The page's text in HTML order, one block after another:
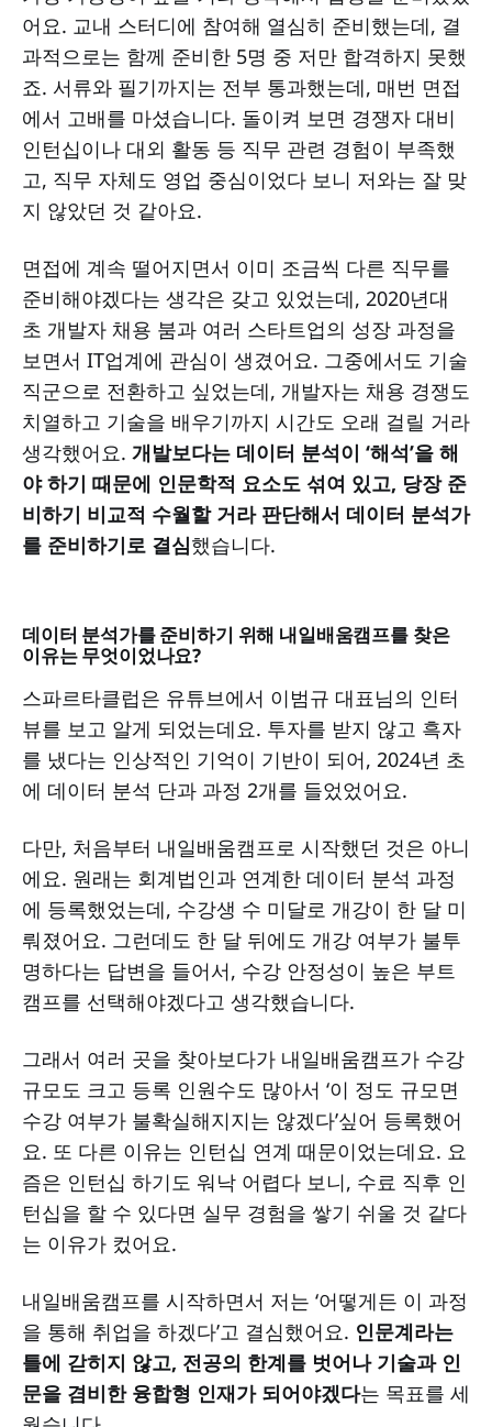
어요. 교내 스터디에 참여해 열심히 준비했는데, 결
과적으로는 함께 준비한 5명 중 저만 합격하지 못했
죠. 서류와 필기까지는 전부 통과했는데, 매번 면접
에서 고배를 마셨습니다. 돌이켜 보면 경쟁자 대비
인턴십이나 대외 활동 등 직무 관련 경험이 부족했
고, 직무 자체도 영업 중심이었다 보니 저와는 잘 맞
지 않았던 것 같아요.
면접에 계속 떨어지면서 이미 조금씩 다른 직무를
준비해야겠다는 생각은 갖고 있었는데, 2020년대
초 개발자 채용 붐과 여러 스타트업의 성장 과정을
보면서 IT업계에 관심이 생겼어요. 그중에서도 기술
직군으로 전환하고 싶었는데, 개발자는 채용 경쟁도
치열하고 기술을 배우기까지 시간도 오래 걸릴 거라
생각했어요. 개발보다는 데이터 분석이 ‘해석’을 해
야 하기 때문에 인문학적 요소도 섞여 있고, 당장 준
비하기 비교적 수월할 거라 판단해서 데이터 분석가
를 준비하기로 결심했습니다.
데이터 분석가를 준비하기 위해 내일배움캠프를 찾은
이유는 무엇이었나요?
스파르타클럽은 유튜브에서 이범규 대표님의 인터
뷰를 보고 알게 되었는데요. 투자를 받지 않고 흑자
를 냈다는 인상적인 기억이 기반이 되어, 2024년 초
에 데이터 분석 단과 과정 2개를 들었었어요.
다만, 처음부터 내일배움캠프로 시작했던 것은 아니
에요. 원래는 회계법인과 연계한 데이터 분석 과정
에 등록했었는데, 수강생 수 미달로 개강이 한 달 미
뤄졌어요. 그런데도 한 달 뒤에도 개강 여부가 불투
명하다는 답변을 들어서, 수강 안정성이 높은 부트
캠프를 선택해야겠다고 생각했습니다.
그래서 여러 곳을 찾아보다가 내일배움캠프가 수강
규모도 크고 등록 인원수도 많아서 ‘이 정도 규모면
수강 여부가 불확실해지지는 않겠다’싶어 등록했어
요. 또 다른 이유는 인턴십 연계 때문이었는데요. 요
즘은 인턴십 하기도 워낙 어렵다 보니, 수료 직후 인
턴십을 할 수 있다면 실무 경험을 쌓기 쉬울 것 같다
는 이유가 컸어요.
내일배움캠프를 시작하면서 저는 ‘어떻게든 이 과정
을 통해 취업을 하겠다’고 결심했어요. 인문계라는
틀에 갇히지 않고, 전공의 한계를 벗어나 기술과 인
문을 겸비한 융합형 인재가 되어야겠다는 목표를 세